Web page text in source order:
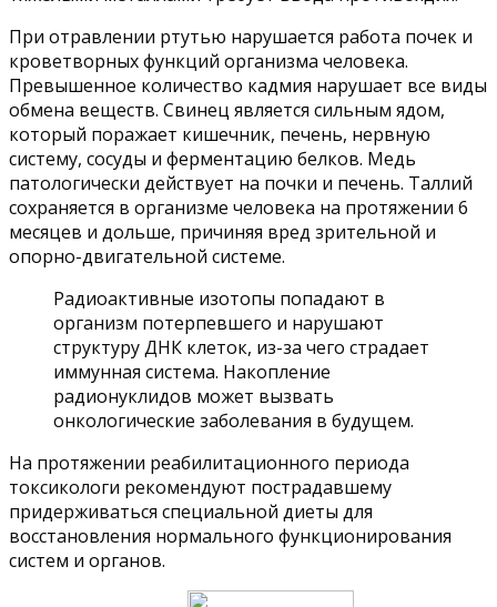
При отравлении ртутью нарушается работа почек и
кроветворных функций организма человека.
Превышенное количество кадмия нарушает все виды
обмена веществ. Свинец является сильным ядом,
который поражает кишечник, печень, нервную
систему, сосуды и ферментацию белков. Медь
патологически действует на почки и печень. Таллий
сохраняется в организме человека на протяжении 6
месяцев и дольше, причиняя вред зрительной и
опорно-двигательной системе.
Радиоактивные изотопы попадают в
организм потерпевшего и нарушают
структуру ДНК клеток, из-за чего страдает
иммунная система. Накопление
радионуклидов может вызвать
онкологические заболевания в будущем.
На протяжении реабилитационного периода
токсикологи рекомендуют пострадавшему
придерживаться специальной диеты для
восстановления нормального функционирования
систем и органов.